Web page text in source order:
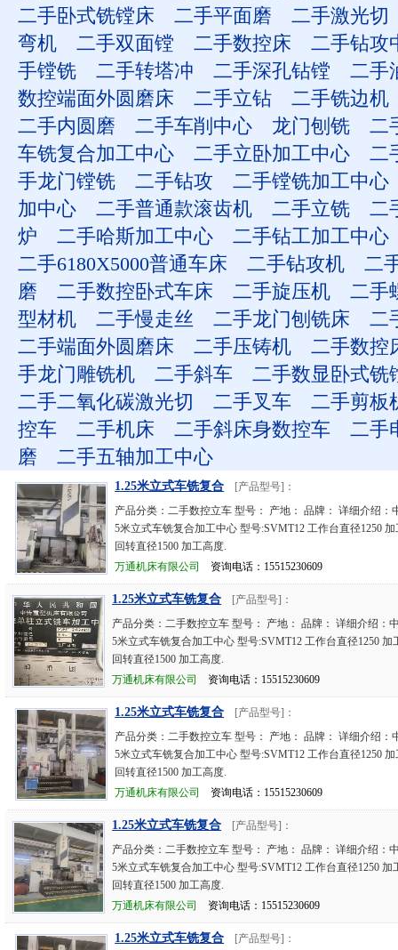
二手卧式铣镗床
二手平面磨
二手激光切
弯机
二手双面镗 二手数控床
二手钻攻
手镗铣
二手转塔冲 二手深孔钻镗
二手
数控端面外圆磨床
二手立钻
二手铣边机
二手内圆磨
二手车削中心 龙门刨铣
二
车铣复合加工中心
二手立卧加工中心
二
手龙门镗铣
二手钻攻
二手镗铣加工中心
加中心
二手普通款滚齿机 二手立铣
二
炉
二手哈斯加工中心
二手钻工加工中心
二手6180X5000普通车床
二手钻攻机
二
磨
二手数控卧式车床 二手旋压机
二手
型材机
二手慢走丝 二手龙门刨铣床
二
二手端面外圆磨床
二手压铸机
二手数控
手龙门雕铣机
二手斜车
二手数显卧式铣
二手二氧化碳激光切
二手叉车
二手剪板
控车
二手机床 二手斜床身数控车
二手
磨
二手五轴加工中心
1.25米立式车铣复合
[产品型号]：
产品分类：二手数控立车 型号： 产地： 品牌： 详细介绍：
5米立式车铣复合加工中心 型号:SVMT12 工作台直径1250 加
回转直径1500 加工高度.
万通机床有限公司
资询电话：15515230609
1.25米立式车铣复合
[产品型号]：
产品分类：二手数控立车 型号： 产地： 品牌： 详细介绍：
5米立式车铣复合加工中心 型号:SVMT12 工作台直径1250 加
回转直径1500 加工高度.
万通机床有限公司
资询电话：15515230609
1.25米立式车铣复合
[产品型号]：
产品分类：二手数控立车 型号： 产地： 品牌： 详细介绍：
5米立式车铣复合加工中心 型号:SVMT12 工作台直径1250 加
回转直径1500 加工高度.
万通机床有限公司
资询电话：15515230609
1.25米立式车铣复合
[产品型号]：
产品分类：二手数控立车 型号： 产地： 品牌： 详细介绍：
5米立式车铣复合加工中心 型号:SVMT12 工作台直径1250 加
回转直径1500 加工高度.
万通机床有限公司
资询电话：15515230609
1.25米立式车铣复合 [产品型号]：